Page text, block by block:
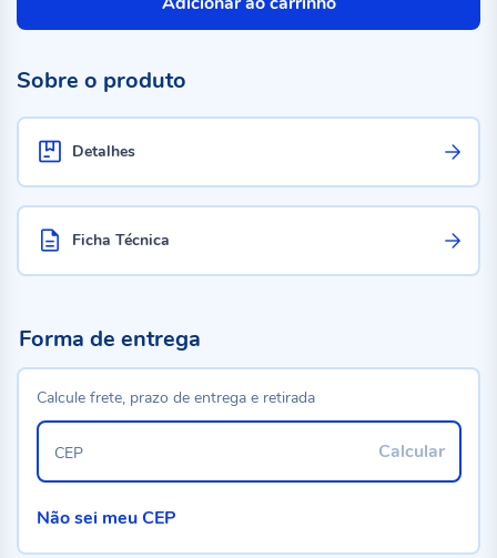
Sobre o produto
Detalhes
Ficha Técnica
Forma de entrega
Calcule frete, prazo de entrega e retirada
Calcular
CEP
Não sei meu CEP